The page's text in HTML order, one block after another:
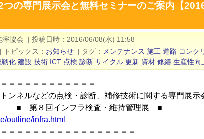
の専門展示会と無料セミナーのご案内【
率協会 | 投稿日時
2016/06/08(水) 11:58
| トピックス お知らせ | タグ メンテナンス 施工 道路 コンク
靱化 建設 技術 ICT 点検 診断 サイクル 更新 資材 修繕 生産性向
＝＝＝＝＝＝＝＝＝＝＝
ンネルなどの点検・診断、補修技術に関する専門展示
ンフラ検査・維持管理展 ■
outline/infra.html
＝＝＝＝＝＝＝＝＝＝＝